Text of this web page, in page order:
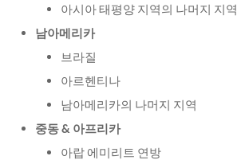
아시아 태평양 지역의 나머지 지역
남아메리카
브라질
아르헨티나
남아메리카의 나머지 지역
중동 & 아프리카
아랍 에미리트 연방